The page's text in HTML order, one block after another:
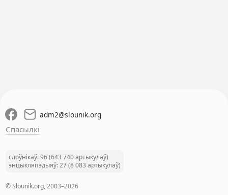
adm2@slounik.org
Спасылкі
слоўнікаў: 96 (643 740 артыкулаў)
энцыкляпэдыяў: 27 (8 083 артыкулаў)
© Slounik.org, 2003–2026